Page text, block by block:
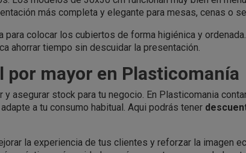
más completa y elegante para mesas, cenas o
para colocar los cubiertos de forma higiénica y
ahorrar tiempo sin descuidar la presentación.
por mayor en Plasticomanía
y asegurar stock para tu negocio. En Plasticomania
a tu consumo habitual. Aqui podrás tener
la experiencia de tus clientes y reforzar la imagen